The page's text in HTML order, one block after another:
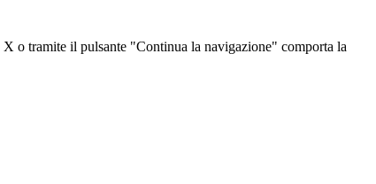
o tramite il pulsante "Continua la navigazione" comporta la